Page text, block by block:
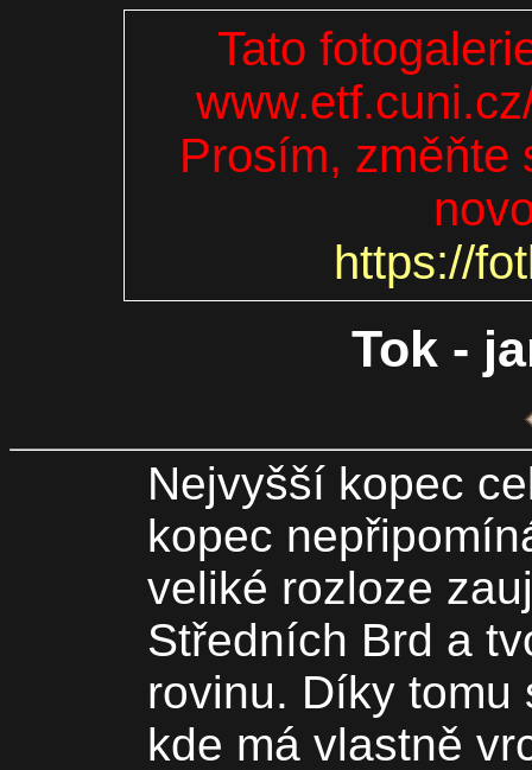
Tato
Prosím, změňte
https://
Tok -
Nejvyšší kopec
kopec
veliké rozloze
Středních Brd a
rovinu. Díky tomu
kde má vlastně